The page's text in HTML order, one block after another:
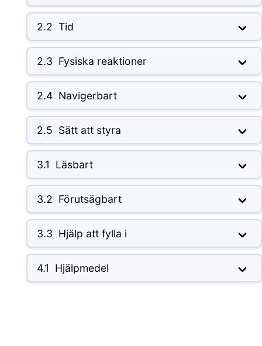
2.2 Tid
2.3 Fysiska reaktioner
2.4 Navigerbart
2.5 Sätt att styra
3.1 Läsbart
3.2 Förutsägbart
3.3 Hjälp att fylla i
4.1 Hjälpmedel